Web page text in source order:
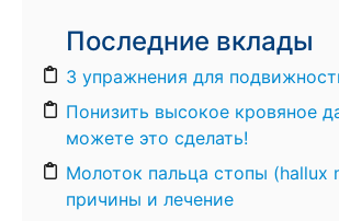
Последние вклады
3 упражнения для
Понизить высокое кровяное
можете это сделать!
Молоток пальца стопы (hallux
причины и лечение